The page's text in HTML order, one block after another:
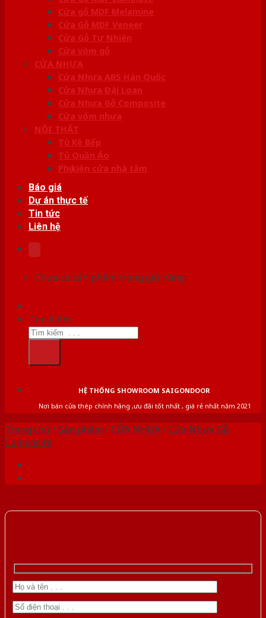
Cửa gỗ MDF Melamine
Cửa Gỗ MDF Veneer
Cửa Gỗ Tự Nhiên
Cửa vòm gỗ
CỬA NHỰA
Cửa Nhựa ABS Hàn Quốc
Cửa Nhựa Đài Loan
Cửa Nhựa Gỗ Composite
Cửa vòm nhựa
NỘI THẤT
Tủ Kệ Bếp
Tủ Quần Áo
Phụ kiện cửa nhà tắm
Báo giá
Dự án thực tế
Tin tức
Liên hệ
Chưa có sản phẩm trong giỏ hàng.
Tìm kiếm:
HỆ THỐNG SHOWROOM SAIGONDOOR
Nơi bán cửa thép chính hãng ,ưu đãi tốt nhất , giá rẻ nhất năm 2021
Trang chủ /Sản phẩm /CỬA NHỰA/Cửa Nhựa Gỗ
Composite